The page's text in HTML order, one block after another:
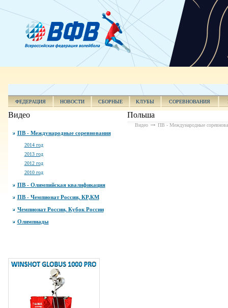
ФЕДЕРАЦИЯ НОВОСТИ СБОРНЫЕ КЛУБЫ СОРЕВНОВАНИЯ
Видео
ПВ - Международные соревнования
2014 год
2013 год
2012 год
2010 год
ПВ - Олимпийская квалификация
ПВ - Чемпионат России, КР,КМ
Чемпионат России, Кубок России
Олимпиады
Польша
Видео ПВ - Международные